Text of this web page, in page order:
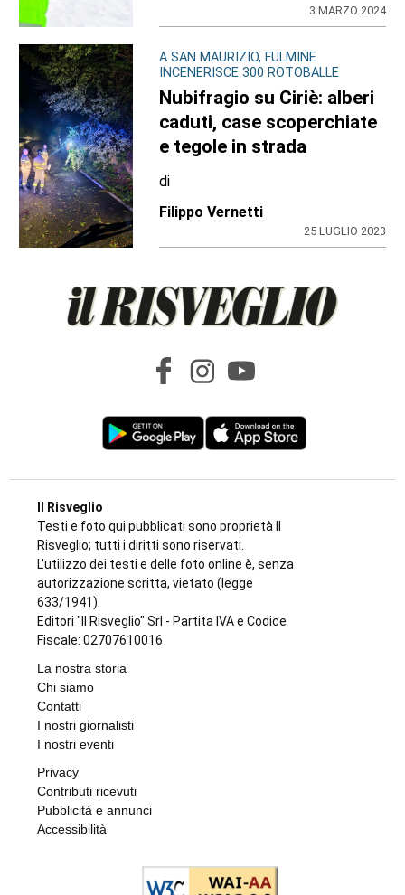
3 MARZO 2024
A SAN MAURIZIO, FULMINE
INCENERISCE 300 ROTOBALLE
Nubifragio su Ciriè: alberi
caduti, case scoperchiate
e tegole in strada
di
Filippo Vernetti
25 LUGLIO 2023
Il Risveglio
Testi e foto qui pubblicati sono proprietà Il
Risveglio; tutti i diritti sono riservati.
L'utilizzo dei testi e delle foto online è, senza
autorizzazione scritta, vietato (legge
633/1941).
Editori "Il Risveglio" Srl - Partita IVA e Codice
Fiscale: 02707610016
La nostra storia
Chi siamo
Contatti
I nostri giornalisti
I nostri eventi
Privacy
Contributi ricevuti
Pubblicità e annunci
Accessibilità